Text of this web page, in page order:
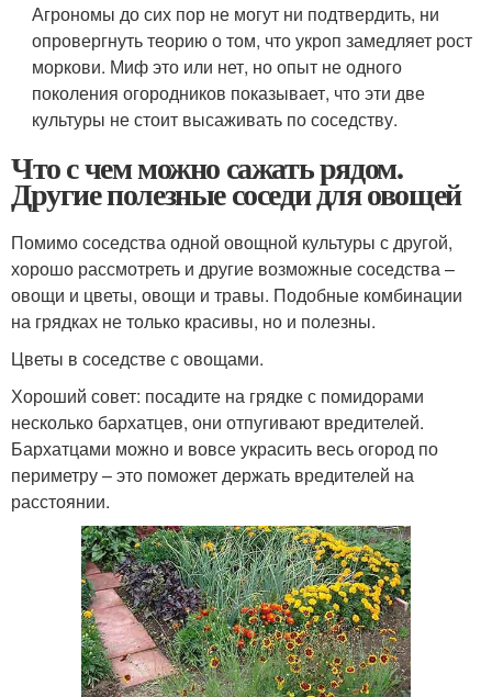
Агрономы до сих пор не могут ни подтвердить, ни
опровергнуть теорию о том, что укроп замедляет рост
моркови. Миф это или нет, но опыт не одного
поколения огородников показывает, что эти две
культуры не стоит высаживать по соседству.
Что с чем можно сажать рядом.
Другие полезные соседи для овощей
Помимо соседства одной овощной культуры с другой,
хорошо рассмотреть и другие возможные соседства –
овощи и цветы, овощи и травы. Подобные комбинации
на грядках не только красивы, но и полезны.
Цветы в соседстве с овощами.
Хороший совет: посадите на грядке с помидорами
несколько бархатцев, они отпугивают вредителей.
Бархатцами можно и вовсе украсить весь огород по
периметру – это поможет держать вредителей на
расстоянии.